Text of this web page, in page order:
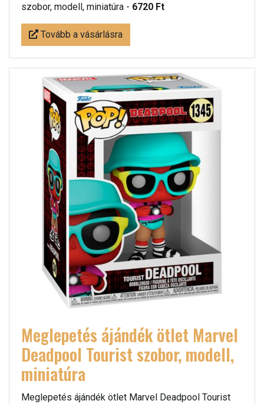
szobor, modell, miniatúra - 6720 Ft
Tovább a vásárlásra
Meglepetés ájándék ötlet Marvel
Deadpool Tourist szobor, modell,
miniatúra
Meglepetés ájándék ötlet Marvel Deadpool Tourist